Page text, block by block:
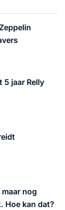
5 jaar Relly
nog
Hoe kan dat?